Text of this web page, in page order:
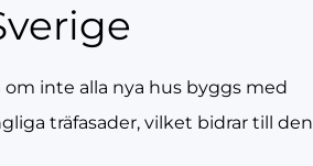
inte alla nya hus byggs med
träfasader, vilket bidrar till den